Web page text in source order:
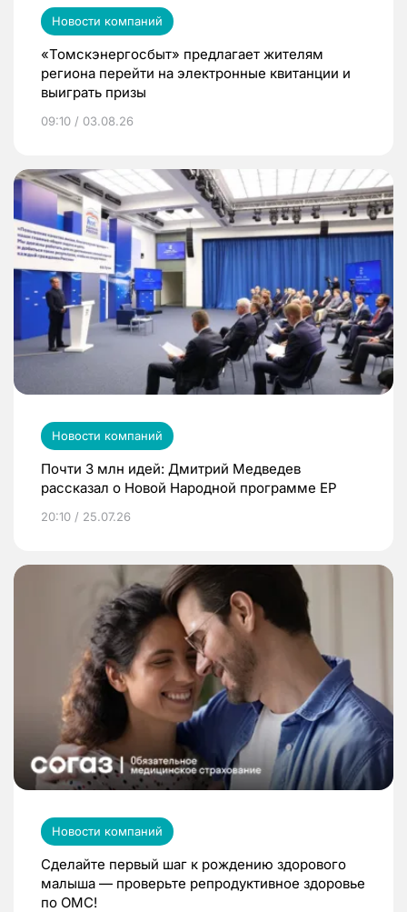
Новости компаний
«Томскэнергосбыт» предлагает жителям
региона перейти на электронные квитанции и
выиграть призы
09:10 / 03.08.26
Новости компаний
Почти 3 млн идей: Дмитрий Медведев
рассказал о Новой Народной программе ЕР
20:10 / 25.07.26
Новости компаний
Сделайте первый шаг к рождению здорового
малыша — проверьте репродуктивное здоровье
по ОМС!